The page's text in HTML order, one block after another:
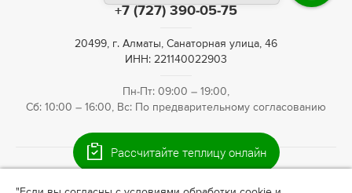
+7 (727) 390-05-75
20499, г. Алматы, Санаторная улица, 46
ИНН: 221140022903
Пн-Пт: 09:00 – 19:00,
Сб: 10:00 – 16:00, Вс: По предварительному согласованию
Рассчитайте теплицу онлайн